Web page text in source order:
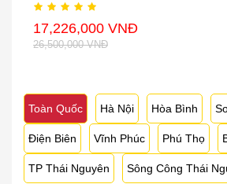
17,226,000 VNĐ
26,500,000 VNĐ
Toàn Quốc Hà Nội Hòa Bình
Điện Biên Vĩnh Phúc Phú Thọ
TP Thái Nguyên Sông Công Thái